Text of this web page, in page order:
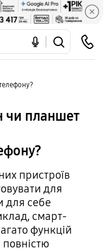
планшет
пристроїв
для
для себе
смарт-
функцій